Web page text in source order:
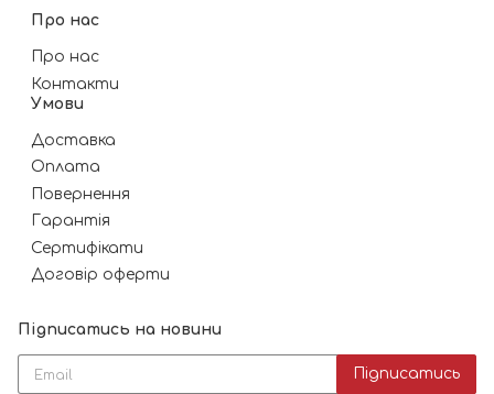
Про нас
Про нас
Контакти
Умови
Доставка
Оплата
Повернення
Гарантія
Сертифікати
Договір оферти
Підписатись на новини
Підписатись